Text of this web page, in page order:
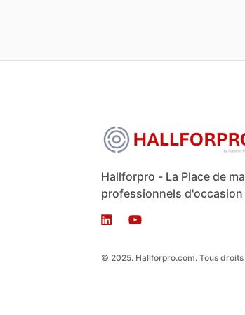
Hallforpro - La Place de
professionnels d'occasion
© 2025. Hallforpro.com. Tous